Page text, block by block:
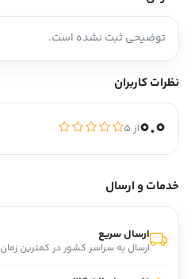
توضیحی ثبت نشده است.
نظرات کاربران
0.0از ۵
خدمات و ارسال
ارسال سریع
ارسال به سراسر کشور در کمترین زمان